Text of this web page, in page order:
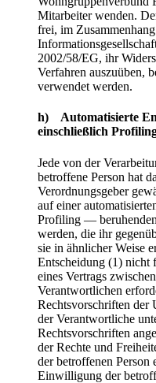
Mitarbeiter wenden.
frei, im
2002/58/EG, ihr
Verfahren auszuüben,
verwendet werden.
h) Automatisierte
einschließlich
Jede von der
betroffene Person hat
Verordnungsgeber
auf einer
Profiling —
werden, die ihr
sie in ähnlicher Weise
Entscheidung (1) nicht
eines Vertrags
Verantwortlichen
Rechtsvorschriften der
der Verantwortliche
Rechtsvorschriften
der Rechte und
der betroffenen Person
Einwilligung der